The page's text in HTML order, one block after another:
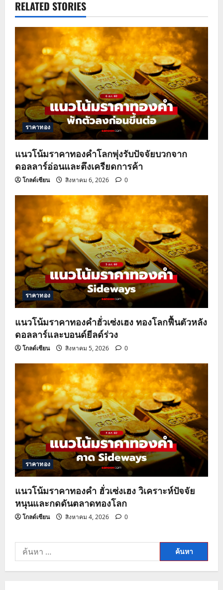
a
v
i
g
a
t
i
o
n
RELATED STORIES
ราคาทอง
แนวโน้มราคาทองคำโลกพุ่งรับปัจจัยบวกจาก
ดอลลาร์อ่อนและตึงเครียดการค้า
โกลด์เซียน สิงหาคม 6, 2026 0
ราคาทอง
แนวโน้มราคาทองคำฮั่วเซ่งเฮง ทองโลกฟื้นตัวหลัง
ดอลลาร์และบอนด์ยีลด์ร่วง
โกลด์เซียน สิงหาคม 5, 2026 0
ราคาทอง
แนวโน้มราคาทองคำ ฮั่วเซ่งเฮง วิเคราะห์ปัจจัย
หนุนและกดดันตลาดทองโลก
โกลด์เซียน สิงหาคม 4, 2026 0
ค้นหา
สำหรับ: